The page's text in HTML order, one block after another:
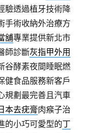
驗透過植牙技術降
手術收納外治療方
舖專業提供新北市
師診斷灰指甲外用
谷酵素夜間睡眠燃
健食品服務新客戶
規劃最完善且汽車
本去疣膏肉瘊子治
的小巧可愛型的丁